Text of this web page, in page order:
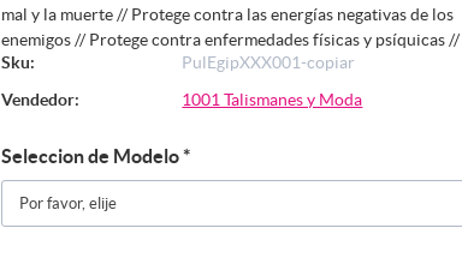
mal y la muerte // Protege contra las energías negativas de los
enemigos // Protege contra enfermedades físicas y psíquicas //
Sku:
PulEgipXXX001-copiar
Vendedor:
1001 Talismanes y Moda
Seleccion de Modelo*